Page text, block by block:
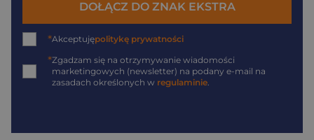
DOŁĄCZ DO ZNAK EKSTRA
*Akceptujępolitykę prywatności
*Zgadzam się na otrzymywanie wiadomości
marketingowych (newsletter) na podany e-mail na
zasadach określonych w regulaminie.